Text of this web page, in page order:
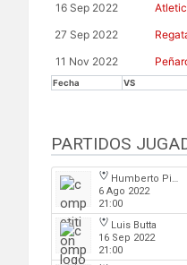
16 Sep 2022
27 Sep 2022
11 Nov 2022
Fecha VS
PARTIDOS
Humberto Pietranera
6 Ago 2022
21:00
Luis Butta
16 Sep 2022
21:00